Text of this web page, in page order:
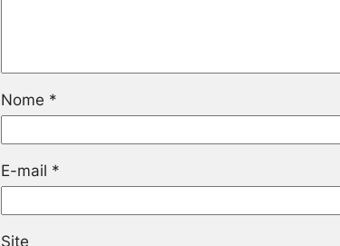
Nome *
E-mail *
Site